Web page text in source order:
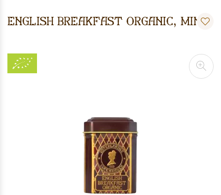
English Breakfast Organic, mini